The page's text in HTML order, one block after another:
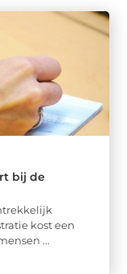
bij de
kost een
...